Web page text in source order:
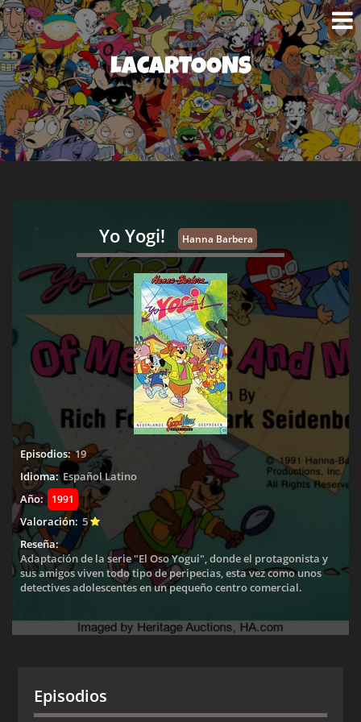
LACARTOONS
Yo Yogi! Hanna Barbera
Episodios: 19
Idioma: Español Latino
Año:
1991
Valoración: 5
Reseña:
Adaptación de la serie "El Oso Yogui", donde el protagonista y
sus amigos viven todo tipo de peripecias, esta vez como unos
detectives adolescentes en un pequeño centro comercial.
Episodios